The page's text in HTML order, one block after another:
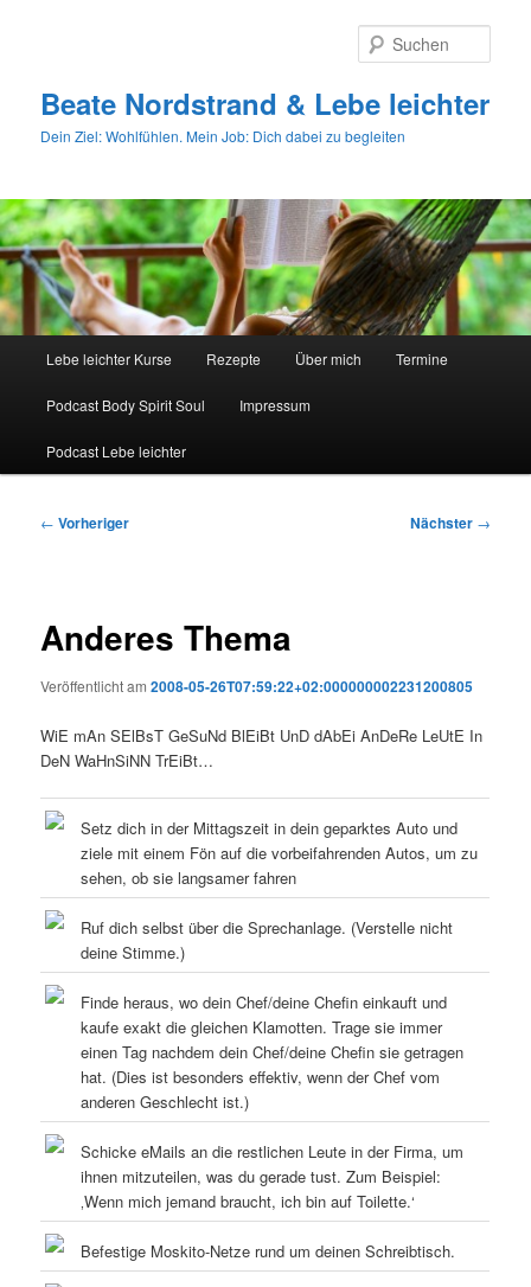
Beate Nordstrand & Lebe leichter
Dein Ziel: Wohlfühlen. Mein Job: Dich dabei zu begleiten
Lebe leichter Kurse Rezepte Über mich Termine
Podcast Body Spirit Soul Impressum
Podcast Lebe leichter
Beitragsnavigation
← Vorheriger Nächster →
Anderes Thema
Veröffentlicht am2008-05-26T07:59:22+02:000000002231200805
WiE mAn SElBsT GeSuNd BlEiBt UnD dAbEi AnDeRe LeUtE In
DeN WaHnSiNN TrEiBt…
Setz dich in der Mittagszeit in dein geparktes Auto und
ziele mit einem Fön auf die vorbeifahrenden Autos, um zu
sehen, ob sie langsamer fahren
Ruf dich selbst über die Sprechanlage. (Verstelle nicht
deine Stimme.)
Finde heraus, wo dein Chef/deine Chefin einkauft und
kaufe exakt die gleichen Klamotten. Trage sie immer
einen Tag nachdem dein Chef/deine Chefin sie getragen
hat. (Dies ist besonders effektiv, wenn der Chef vom
anderen Geschlecht ist.)
Schicke eMails an die restlichen Leute in der Firma, um
ihnen mitzuteilen, was du gerade tust. Zum Beispiel:
‚Wenn mich jemand braucht, ich bin auf Toilette.‘
Befestige Moskito-Netze rund um deinen Schreibtisch.